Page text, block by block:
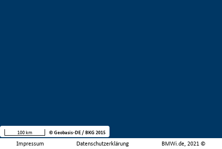
Impressum Datenschutzerklärung BMWi.de, 2021 ©
100 km © Geobasis-DE / BKG 2015